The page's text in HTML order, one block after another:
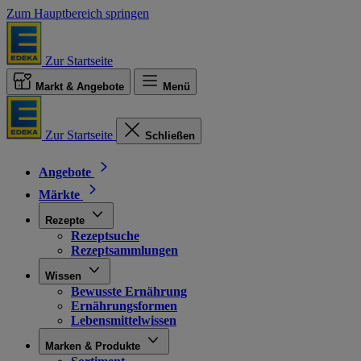
Zum Hauptbereich springen
Zur Startseite
Markt & Angebote Menü
Zur Startseite Schließen
Angebote
Märkte
Rezepte
Rezeptsuche
Rezeptsammlungen
Wissen
Bewusste Ernährung
Ernährungsformen
Lebensmittelwissen
Marken & Produkte